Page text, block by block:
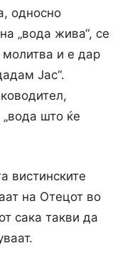
односно
„вода жива“, се
молитва и е дар
Јас“.
што ќе
вистинските
на Отецот во
сака такви да